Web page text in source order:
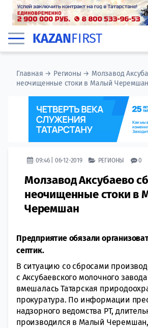
KAZANFIRST
Главная → Регионы → Молзавод
неочищенные стоки в Малый Черемшан
09:46 | 06-12-2019 РЕГИОНЫ 0
Молзавод Аксубаево
неочищенные стоки в
Черемшан
Предприятие обязали
септик.
В ситуацию со сбросами
с Аксубаевского молочного
вмешалась Татарская
прокуратура. По информации
надзорного ведомства РТ,
производился в Малый Черемшан,